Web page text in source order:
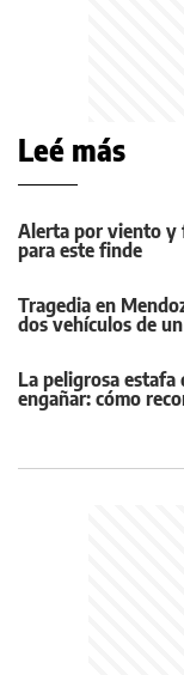
Leé más
Alerta por viento y
para este finde
Tragedia en
dos vehículos de
La peligrosa estafa
engañar: cómo